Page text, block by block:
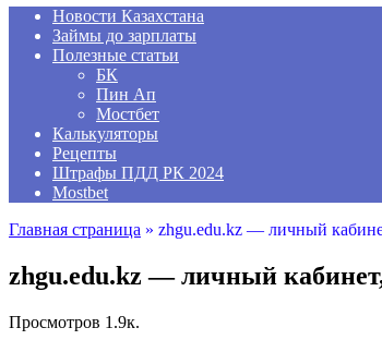
Новости Казахстана
Займы до зарплаты
Полезные статьи
БК
Пин Ап
Мостбет
Калькуляторы
Рецепты
Штрафы ПДД РК 2024
Mostbet
Главная страница » zhgu.edu.kz — личный
zhgu.edu.kz — личный
Просмотров 1.9к.